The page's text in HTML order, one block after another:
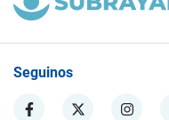
Seguinos